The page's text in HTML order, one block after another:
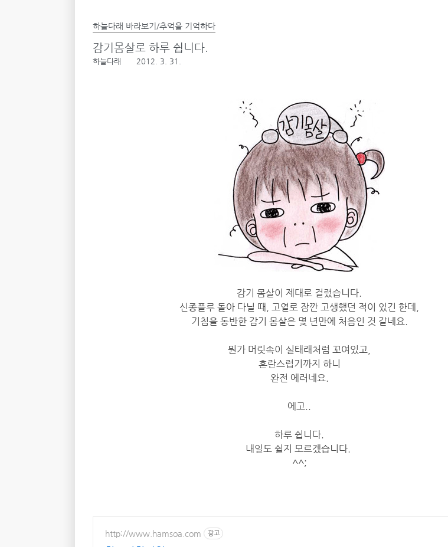
하늘다래 바라보기/추억을 기억하다
감기몸살로 하루 쉽니다.
하늘다래 2012. 3. 31.
감기 몸살이 제대로 걸렸습니다.
신종플루 돌아 다닐 때, 고열로 잠깐 고생했던 적이 있긴 한데,
기침을 동반한 감기 몸살은 몇 년만에 처음인 것 같네요.
뭔가 머릿속이 실태래처럼 꼬여있고,
혼란스럽기까지 하니
완전 에러네요.
에고..
하루 쉽니다.
내일도 쉴지 모르겠습니다.
^^;
http://www.hamsoa.com 광고